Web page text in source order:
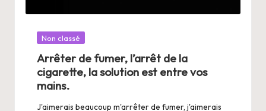
Posté
Non classé
Arrêter de fumer, l’arrêt de la
cigarette, la solution est entre vos
mains.
J'aimerais beaucoup m'arrêter de fumer, j'aimerais